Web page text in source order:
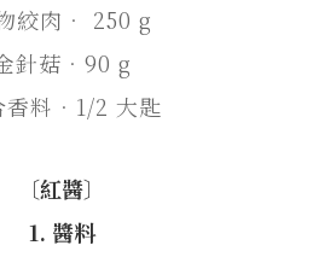
絞肉． 250 g
針菇．90 g
香料．1/2 大匙
〔紅醬〕
1. 醬料